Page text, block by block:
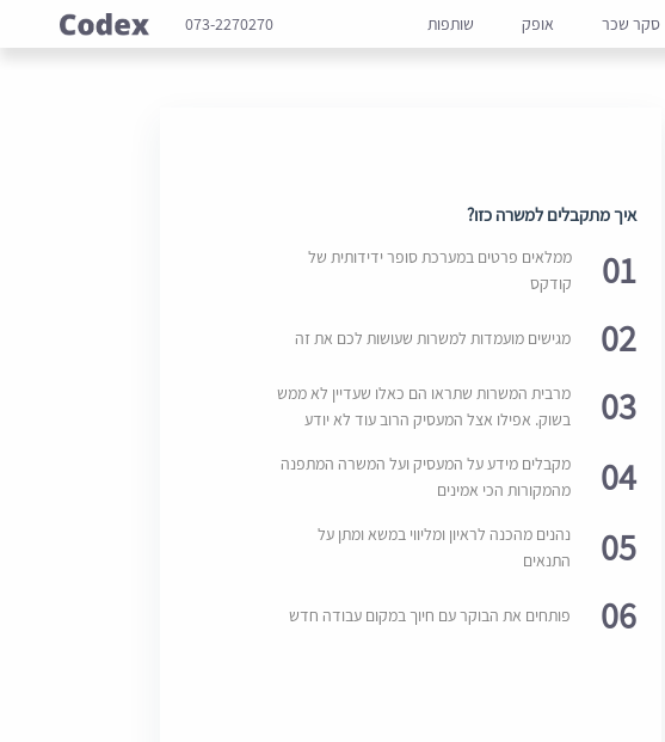
סקר שכר אופק שותפות 073-2270270
איך מתקבלים למשרה כזו?
01
ממלאים פרטים במערכת סופר ידידותית של
קודקס
02 מגישים מועמדות למשרות שעושות לכם את זה
03
מרבית המשרות שתראו הם כאלו שעדיין לא ממש
בשוק. אפילו אצל המעסיק הרוב עוד לא יודע
04
מקבלים מידע על המעסיק ועל המשרה המתפנה
מהמקורות הכי אמינים
05
נהנים מהכנה לראיון ומליווי במשא ומתן על
התנאים
06 פותחים את הבוקר עם חיוך במקום עבודה חדש